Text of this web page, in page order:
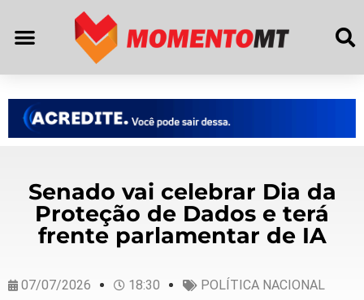
Senado vai celebrar Dia da
Proteção de Dados e terá
frente parlamentar de IA
07/07/2026 18:30 POLÍTICA NACIONAL